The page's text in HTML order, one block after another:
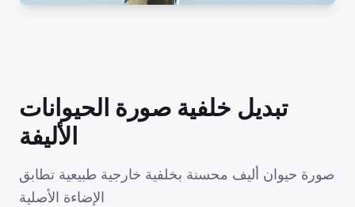
تبديل خلفية صورة الحيوانات
الأليفة
صورة حيوان أليف محسنة بخلفية خارجية طبيعية تطابق
الإضاءة الأصلية